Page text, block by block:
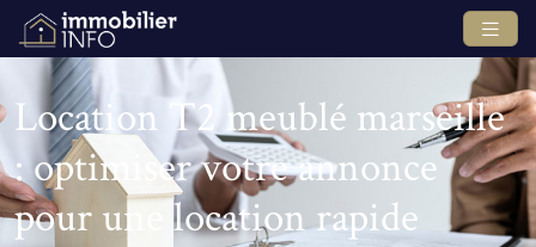
Location T2 meublé marseille
: optimiser votre annonce
pour une location rapide